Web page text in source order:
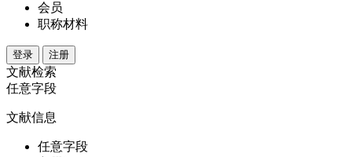
会员
职称材料
登录 注册
文献检索
任意字段
文献信息
任意字段